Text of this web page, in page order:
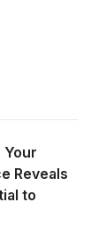
Your
Reveals
to